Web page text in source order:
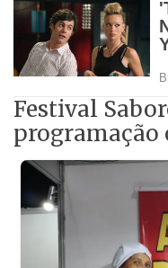
Festival
programação